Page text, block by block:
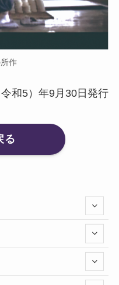
作
和5）年9月30日発行
る